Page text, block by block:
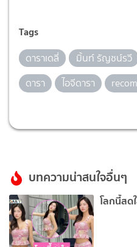
Tags
ดาราเดลี่ มิ้นท์ รัญชน์รวี
ดารา
ไอจีดารา
บทความน่าสนใจอื่นๆ
โลกนี้สด